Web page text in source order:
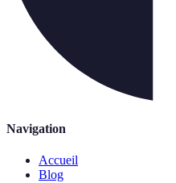
Navigation
Accueil
Blog